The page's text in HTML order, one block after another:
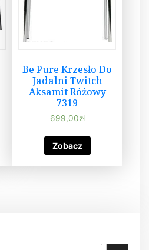
Be Pure Krzesło Do
Jadalni Twitch
Aksamit Różowy
7319
699,00zł
Zobacz